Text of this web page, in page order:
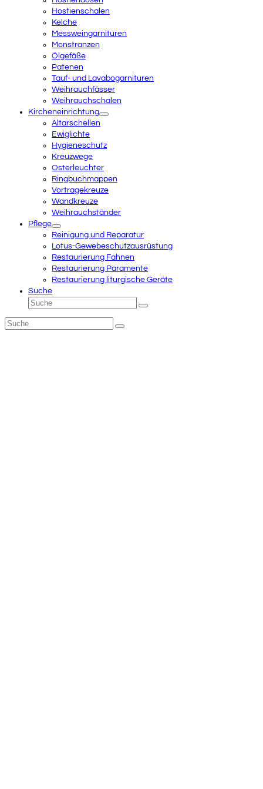
Hostienschalen
Kelche
Messweingarnituren
Monstranzen
Ölgefäße
Patenen
Tauf- und Lavabogarnituren
Weihrauchfässer
Weihrauchschalen
Kircheneinrichtung
Altarschellen
Ewiglichte
Hygieneschutz
Kreuzwege
Osterleuchter
Ringbuchmappen
Vortragekreuze
Wandkreuze
Weihrauchständer
Pflege
Reinigung und Reparatur
Lotus-Gewebeschutzausrüstung
Restaurierung Fahnen
Restaurierung Paramente
Restaurierung liturgische Geräte
Suche
Suche
Senden
Suche
Senden